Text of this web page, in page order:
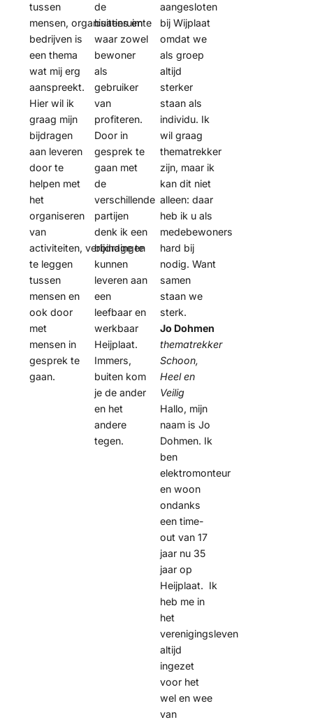
tussen
mensen, organisaties en
bedrijven is
een thema
wat mij erg
aanspreekt.
Hier wil ik
graag mijn
bijdragen
aan leveren
door te
helpen met
het
organiseren
van
activiteiten, verbindingen
te leggen
tussen
mensen en
ook door
met
mensen in
gesprek te
gaan.
de
buitenruimte
waar zowel
bewoner
als
gebruiker
van
profiteren.
Door in
gesprek te
gaan met
de
verschillende
partijen
denk ik een
bijdrage te
kunnen
leveren aan
een
leefbaar en
werkbaar
Heijplaat.
Immers,
buiten kom
je de ander
en het
andere
tegen.
aangesloten
bij Wijplaat
omdat we
als groep
altijd
sterker
staan als
individu. Ik
wil graag
thematrekker
zijn, maar ik
kan dit niet
alleen: daar
heb ik u als
medebewoners
hard bij
nodig. Want
samen
staan we
sterk.
Jo Dohmen
thematrekker
Schoon,
Heel en
Veilig
Hallo, mijn
naam is Jo
Dohmen. Ik
ben
elektromonteur
en woon
ondanks
een time-
out van 17
jaar nu 35
jaar op
Heijplaat. Ik
heb me in
het
verenigingsleven
altijd
ingezet
voor het
wel en wee
van